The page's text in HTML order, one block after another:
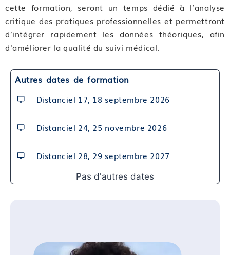
Compétence 02 : Connaitre l’environnement vaccinal
et les différentes instances de surveillance et
d’accréditation
Module 05 : Connaitre les grands acteurs
Module 06 : Connaitre le circuit de mise sur le
Module 07 : Les grands principes de
à la vaccination
Module 08 : Les actualités juridiques
Module 09 : Les nouveautés du calendrier vaccinal
Module 13 : La Covid 19
cette formation, seront un temps dédié à l’analyse
critique des pratiques professionnelles et permettront
d’intégrer rapidement les données théoriques, afin
d'améliorer la qualité du suivi médical.
Autres dates de formation
Distanciel 17, 18 septembre 2026
Distanciel 24, 25 novembre 2026
Distanciel 28, 29 septembre 2027
Pas d'autres dates